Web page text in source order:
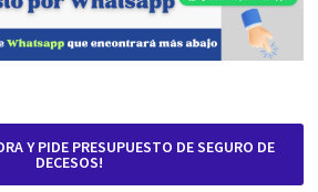
Y PIDE PRESUPUESTO DE SEGURO DE
DECESOS!